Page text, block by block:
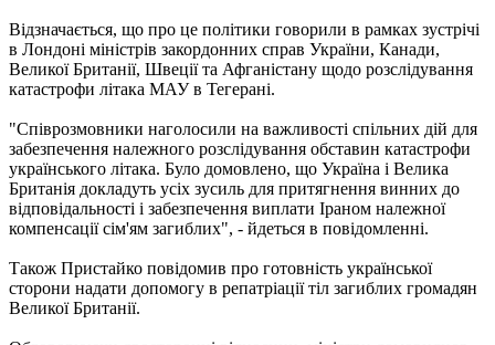
Відзначається, що про це політики говорили в рамках зустрічі
в Лондоні міністрів закордонних справ України, Канади,
Великої Британії, Швеції та Афганістану щодо розслідування
катастрофи літака МАУ в Тегерані.
"Співрозмовники наголосили на важливості спільних дій для
забезпечення належного розслідування обставин катастрофи
українського літака. Було домовлено, що Україна і Велика
Британія докладуть усіх зусиль для притягнення винних до
відповідальності і забезпечення виплати Іраном належної
компенсації сім'ям загиблих", - йдеться в повідомленні.
Також Пристайко повідомив про готовність української
сторони надати допомогу в репатріації тіл загиблих громадян
Великої Британії.